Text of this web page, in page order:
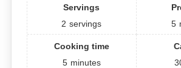
Servings
2 servings
5
Cooking time
5 minutes